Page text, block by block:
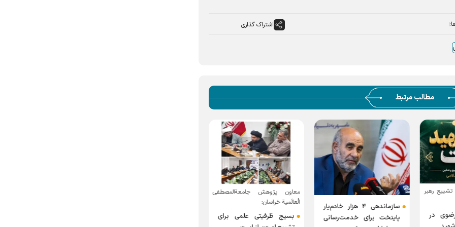
اشتراک گذاری
مطالب مرتبط
رهبر
در
سازماندهی ۴ هزار خادم‌یار
پایتخت برای خدمت‌رسانی
معاون پژوهش جامعةالمصطفی
الْعالَمیة خراسان:
بسیج ظرفیتی علمی برای